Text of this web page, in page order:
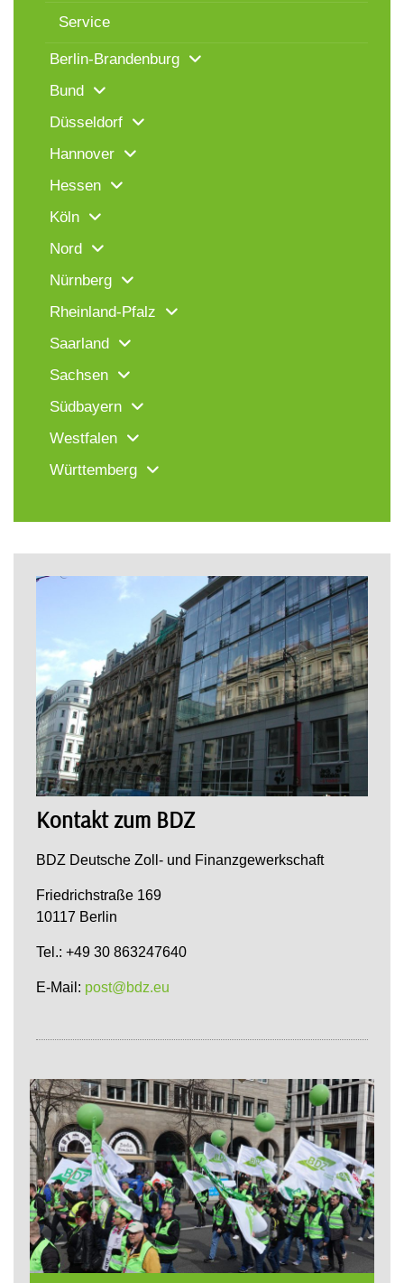
Service
Berlin-Brandenburg
Bund
Düsseldorf
Hannover
Hessen
Köln
Nord
Nürnberg
Rheinland-Pfalz
Saarland
Sachsen
Südbayern
Westfalen
Württemberg
Kontakt zum BDZ
BDZ Deutsche Zoll- und Finanzgewerkschaft
Friedrichstraße 169
10117 Berlin
Tel.: +49 30 863247640
E-Mail: post@bdz.eu